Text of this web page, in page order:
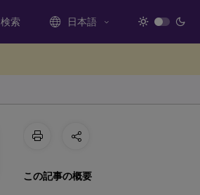
検索 日本語
この記事の概要